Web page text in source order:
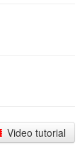
Video tutorial